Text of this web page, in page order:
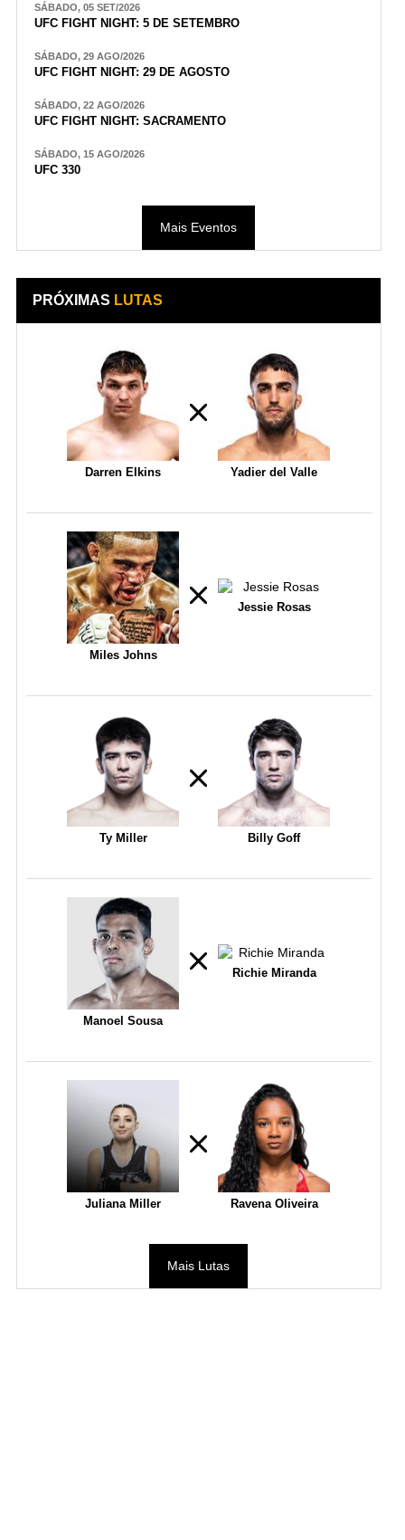
SÁBADO, 05 SET/2026
UFC FIGHT NIGHT: 5 DE SETEMBRO
SÁBADO, 29 AGO/2026
UFC FIGHT NIGHT: 29 DE AGOSTO
SÁBADO, 22 AGO/2026
UFC FIGHT NIGHT: SACRAMENTO
SÁBADO, 15 AGO/2026
UFC 330
Mais Eventos
PRÓXIMAS LUTAS
Darren Elkins Yadier del Valle
Miles Johns
Jessie Rosas
Ty Miller Billy Goff
Manoel Sousa
Richie Miranda
Juliana Miller Ravena Oliveira
Mais Lutas